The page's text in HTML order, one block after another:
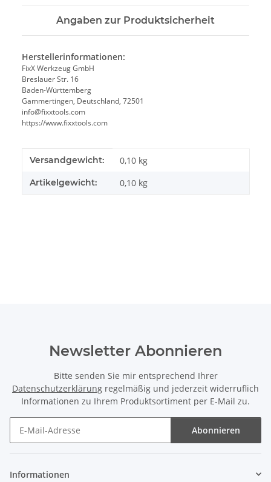
Angaben zur Produktsicherheit
Herstellerinformationen:
FixX Werkzeug GmbH
Breslauer Str. 16
Baden-Württemberg
Gammertingen, Deutschland, 72501
info@fixxtools.com
https://www.fixxtools.com
Produkteigenschaft
Wert
Versandgewicht: 0,10 kg
Artikelgewicht: 0,10 kg
Newsletter Abonnieren
Bitte senden Sie mir entsprechend Ihrer
Datenschutzerklärung regelmäßig und jederzeit widerruflich
Informationen zu Ihrem Produktsortiment per E-Mail zu.
Abonnieren
Informationen